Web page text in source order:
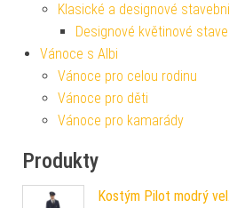
Klasické a designové
Designové květinové
Vánoce s Albi
Vánoce pro celou rodinu
Vánoce pro děti
Vánoce pro kamarády
Produkty
Kostým Pilot modrý